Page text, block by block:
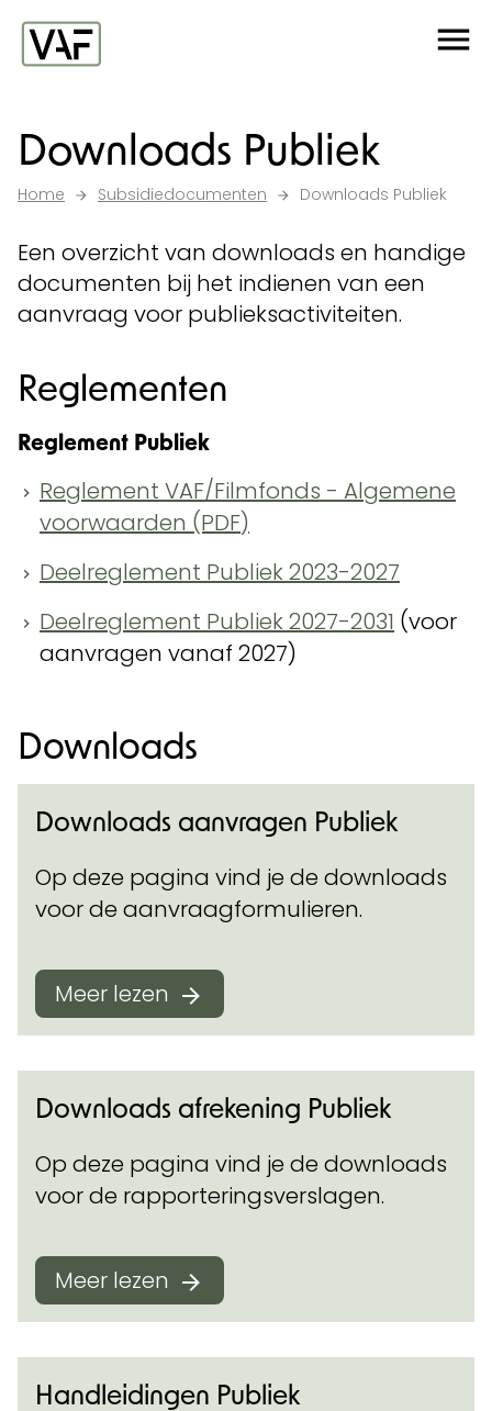
Ga verder naar de inhoud
Downloads Publiek
Home Subsidiedocumenten Downloads Publiek
Een overzicht van downloads en handige
documenten bij het indienen van een
aanvraag voor publieksactiviteiten.
Reglementen
Reglement Publiek
Reglement VAF/Filmfonds - Algemene
voorwaarden (PDF)
Deelreglement Publiek 2023-2027
Deelreglement Publiek 2027-2031 (voor
aanvragen vanaf 2027)
Downloads
Downloads aanvragen Publiek
Op deze pagina vind je de downloads
voor de aanvraagformulieren.
Meer lezen
Downloads afrekening Publiek
Op deze pagina vind je de downloads
voor de rapporteringsverslagen.
Meer lezen
Handleidingen Publiek